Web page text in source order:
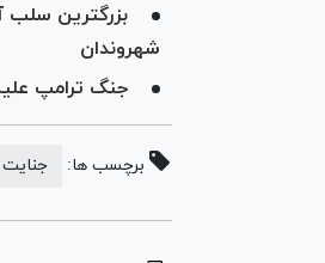
بزرگترین سلب
شهروندان
جنگ ترامپ
برچسب ها: